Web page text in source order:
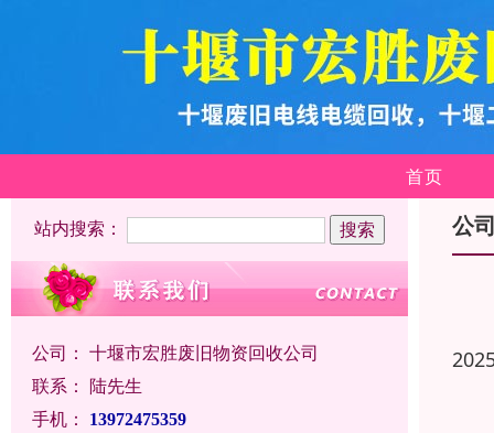
首页
站内搜索：
公司： 十堰市宏胜废旧物资回收公司
联系： 陆先生
手机：
13972475359
公